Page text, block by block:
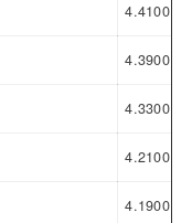
4.4100
4.3900
4.3300
4.2100
4.1900